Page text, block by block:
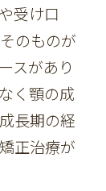
受け口
のものが
スがあり
く顎の成
長期の経
正治療が